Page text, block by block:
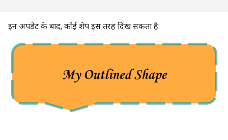
इन अपडेट के बाद, कोई शेप इस तरह दिख सकता है: